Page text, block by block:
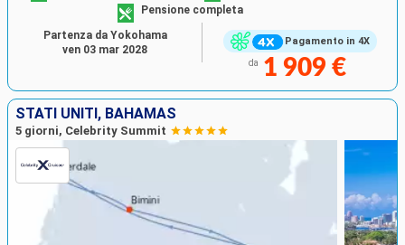
Pagamento in 4X
Pensione completa
da 1 909 €
Partenza da Yokohama
ven 03 mar 2028
STATI UNITI, BAHAMAS
5 giorni, Celebrity Summit